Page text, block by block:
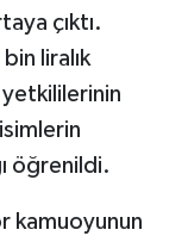
çıktı.
liralık
yetkililerinin
öğrenildi.
kamuoyunun